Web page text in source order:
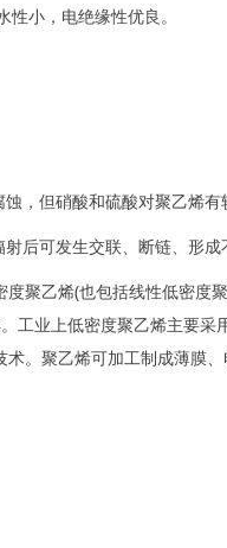
小，电绝缘性优良。
，但硝酸和硫酸对聚乙烯有
后可发生交联、断链、形成
聚乙烯(也包括线性低密度
工业上低密度聚乙烯主要
。聚乙烯可加工制成薄膜